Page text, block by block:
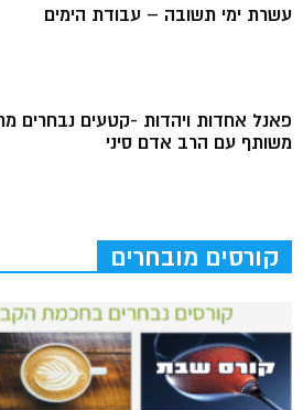
עשרת ימי תשובה – עבודת הימים
פאנל אחדות ויהדות -קטעים נבחרים
משותף עם הרב אדם סיני
קורסים מובחרים